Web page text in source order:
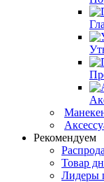
Рекомендуем
Товар
Лидеры